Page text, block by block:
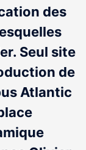
des
Seul site
de
Atlantic